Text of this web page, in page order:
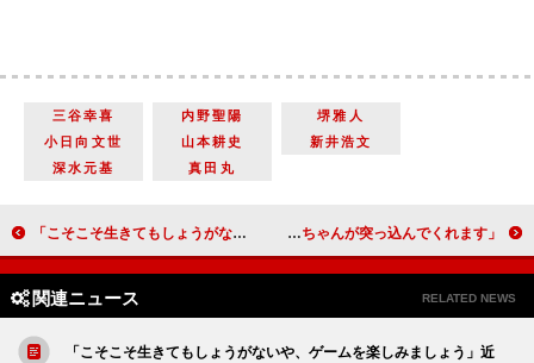
三谷幸喜 内野聖陽
堺雅人
小日向文世
山本耕史
新井浩文
深水元基
真田丸
「こそこそ生きてもしょうがないや、ゲームを楽しみましょう」近藤正臣（本多正信） 【真田丸 インタビュー】 「私がボケると必ず充希ちゃんが突っ込んでくれます」木村多江（小橋君子） 【とと姉ちゃん インタビュー】
関連ニュース RELATED NEWS
「こそこそ生きてもしょうがないや、ゲームを楽しみましょう」近